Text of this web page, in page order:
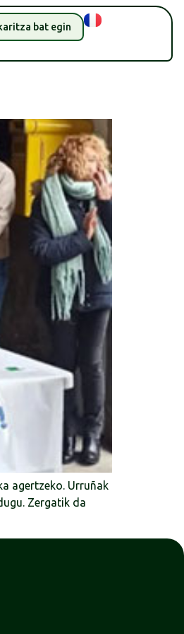
bat egin
agertzeko. Urruñak
Zergatik da